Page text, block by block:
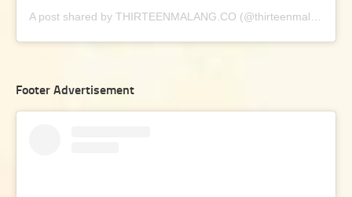
A post shared by THIRTEENMALANG.CO (@thirteenmalang.co)
Footer Advertisement